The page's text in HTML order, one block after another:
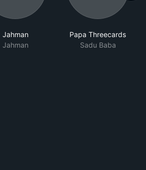
Jahman
Jahman
Papa Threecards
Sadu Baba